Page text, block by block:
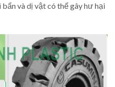
và dị vật có thể gây hư hại